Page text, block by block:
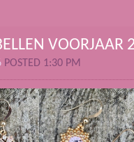
VOORJAAR
POSTED 1:30 PM